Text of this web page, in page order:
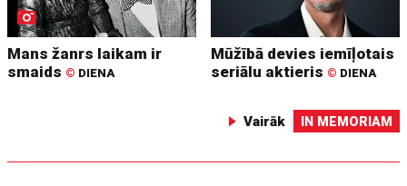
Mans žanrs laikam ir
smaids © DIENA
Mūžībā devies iemīļotais
seriālu aktieris © DIENA
Vairāk IN MEMORIAM